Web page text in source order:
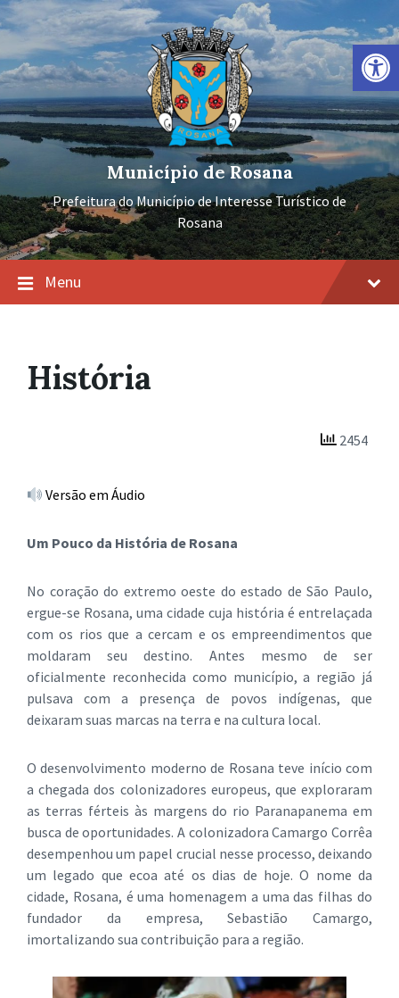
Barra de Ferramentas Aberta
Ir
para
conteúdo
Pular
para
navegação
principal
Pular
para
rodapé
Município de Rosana
Prefeitura do Município de Interesse Turístico de
Rosana
Menu
História
2454
Versão em Áudio
Um Pouco da História de Rosana
No coração do extremo oeste do estado de São Paulo,
ergue-se Rosana, uma cidade cuja história é entrelaçada
com os rios que a cercam e os empreendimentos que
moldaram seu destino. Antes mesmo de ser
oficialmente reconhecida como município, a região já
pulsava com a presença de povos indígenas, que
deixaram suas marcas na terra e na cultura local.
O desenvolvimento moderno de Rosana teve início com
a chegada dos colonizadores europeus, que exploraram
as terras férteis às margens do rio Paranapanema em
busca de oportunidades. A colonizadora Camargo Corrêa
desempenhou um papel crucial nesse processo, deixando
um legado que ecoa até os dias de hoje. O nome da
cidade, Rosana, é uma homenagem a uma das filhas do
fundador da empresa, Sebastião Camargo,
imortalizando sua contribuição para a região.